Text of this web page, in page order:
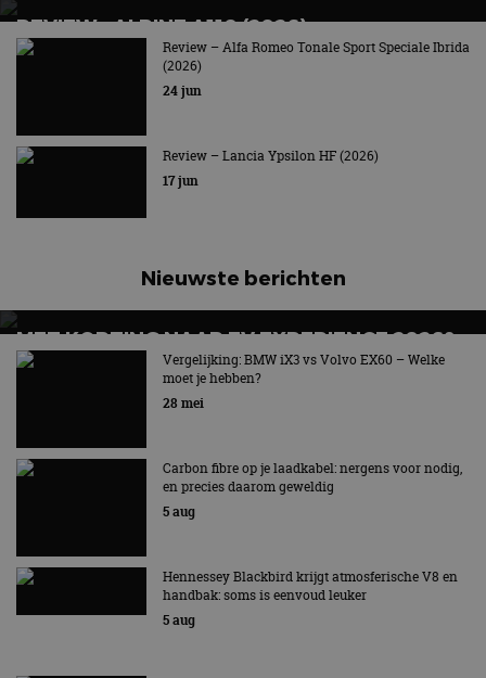
REVIEW – ALPINE A110 (2026)
Nog één keer puur genietenReview – Alfa Romeo Tonale Sport Speciale Ibrida
(2026)
24 jun
Review – Lancia Ypsilon HF (2026)
17 jun
Nieuwste berichten
MET KORTING NAAR EV EXPERIENCE 2026?
AUTORAI REGELT HET!
EV Experience 2026 van 24 tot 26 september
Vergelijking: BMW iX3 vs Volvo EX60 – Welke
moet je hebben?
28 mei
Carbon fibre op je laadkabel: nergens voor nodig,
en precies daarom geweldig
5 aug
Hennessey Blackbird krijgt atmosferische V8 en
handbak: soms is eenvoud leuker
5 aug